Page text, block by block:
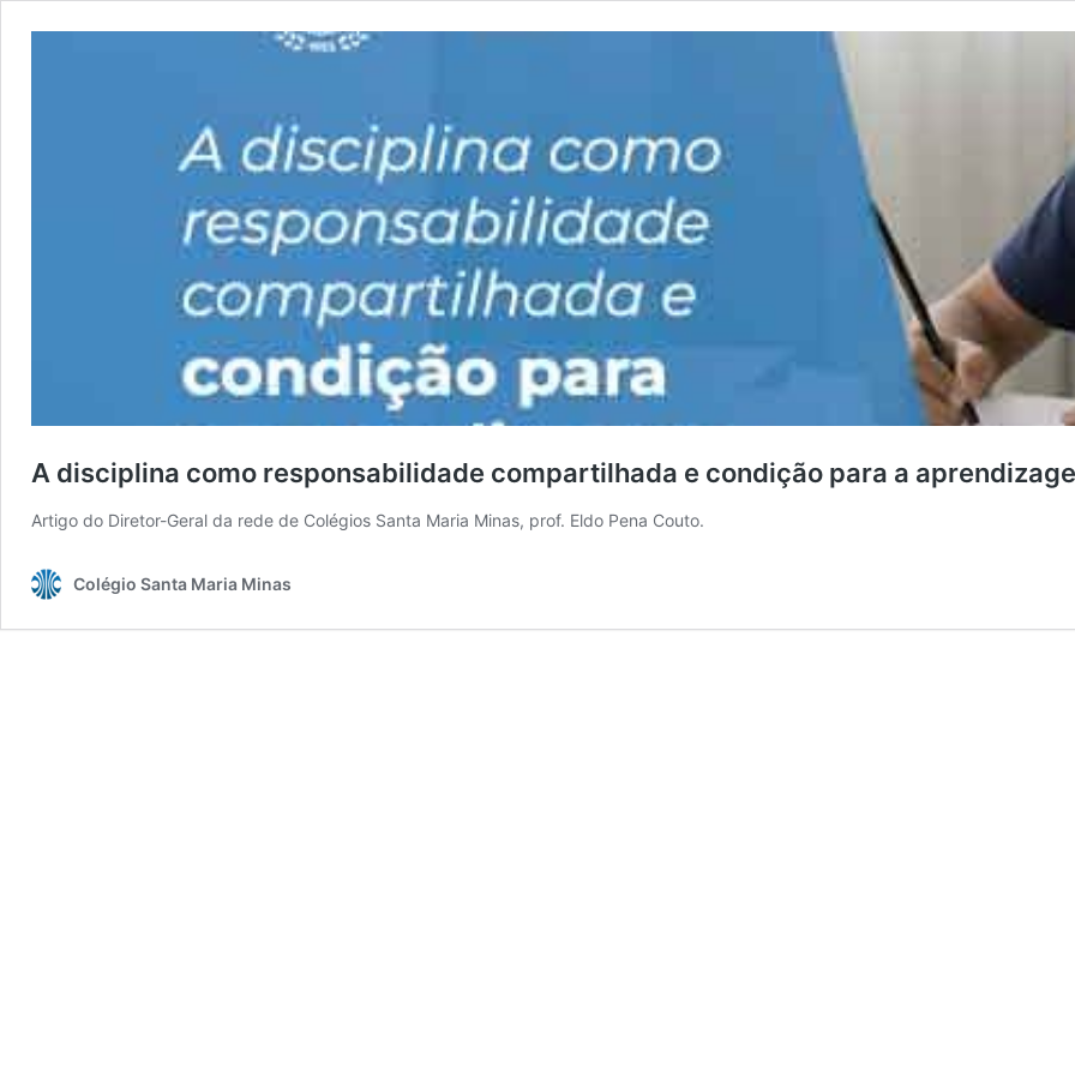
A disciplina como responsabilidade compartilhada e condição para a
Artigo do Diretor-Geral da rede de Colégios Santa Maria Minas, prof. Eldo Pena Couto.
Colégio Santa Maria Minas